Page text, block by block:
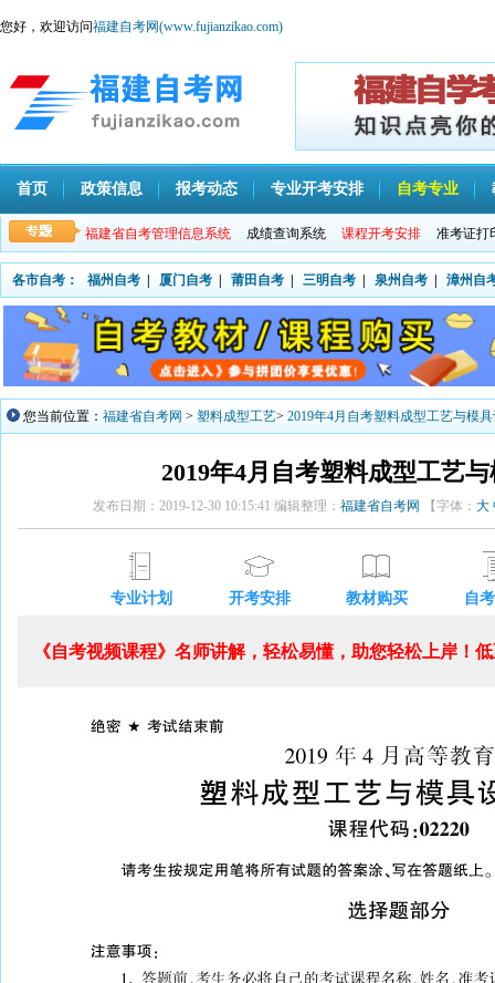
您好，欢迎访问福建自考网(www.fujianzikao.com)
首页 政策信息 报考动态 专业开考安排 自考专业
福建省自考管理信息系统 成绩查询系统 课程开考安排 准考证打
各市自考： 福州自考 厦门自考 莆田自考 三明自考 泉州自考 漳州自
您当前位置： 福建省自考网 > 塑料成型工艺> 2019年4月自考塑料成型工艺与模
2019年4月自考塑料成型工艺
发布日期：2019-12-30 10:15:41 编辑整理： 福建省自考网 【字体： 大
专业计划 开考安排 教材购买 自
《自考视频课程》名师讲解，轻松易懂，助您轻松上岸！